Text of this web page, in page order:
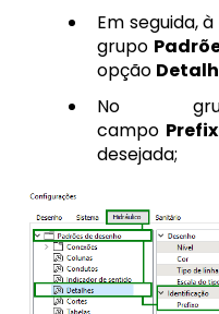
Em seguida,
grupo
opção
No
campo
desejada;